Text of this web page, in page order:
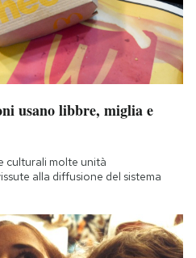
usano libbre, miglia e
culturali molte unità
alla diffusione del sistema